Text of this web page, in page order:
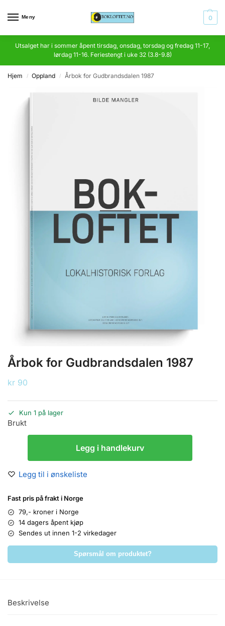
Meny 0
Utsalget har i sommer åpent tirsdag, onsdag, torsdag og fredag 11-17,
lørdag 11-16. Feriestengt i uke 32 (3.8-9.8)
Hjem / Oppland / Årbok for Gudbrandsdalen 1987
Årbok for Gudbrandsdalen 1987
kr 90
Kun 1 på lager
Brukt
Legg i handlekurv
Legg til i ønskeliste
Fast pris på frakt i Norge
79,- kroner i Norge
14 dagers åpent kjøp
Sendes ut innen 1-2 virkedager
Spørsmål om produktet?
Beskrivelse